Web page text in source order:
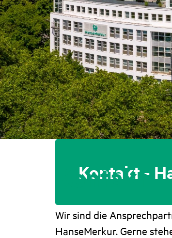
Kontakt -
Kontakt
Wir sind die
HanseMerkur. Gerne